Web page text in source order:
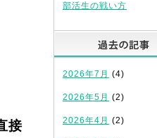
接
部活生の戦い方
2026年7月 (4)
2026年5月 (2)
2026年4月 (2)